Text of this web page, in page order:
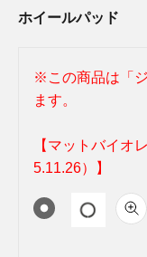
ホイールパッド
※この商品は「
ます。
【マットバイオ
5.11.26）】